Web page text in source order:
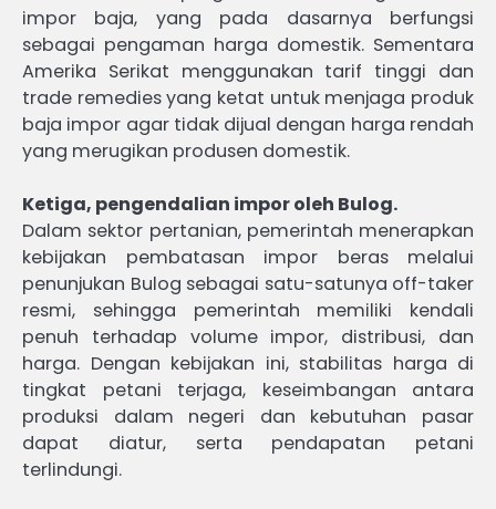
impor baja, yang pada dasarnya berfungsi
sebagai pengaman harga domestik. Sementara
Amerika Serikat menggunakan tarif tinggi dan
trade remedies yang ketat untuk menjaga produk
baja impor agar tidak dijual dengan harga rendah
yang merugikan produsen domestik.
Ketiga, pengendalian impor oleh Bulog.
Dalam sektor pertanian, pemerintah menerapkan
kebijakan pembatasan impor beras melalui
penunjukan Bulog sebagai satu-satunya off-taker
resmi, sehingga pemerintah memiliki kendali
penuh terhadap volume impor, distribusi, dan
harga. Dengan kebijakan ini, stabilitas harga di
tingkat petani terjaga, keseimbangan antara
produksi dalam negeri dan kebutuhan pasar
dapat diatur, serta pendapatan petani
terlindungi.